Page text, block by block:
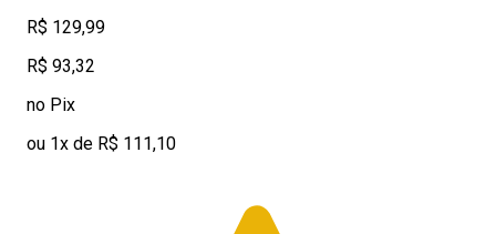
R$ 129,99
R$ 93,32
no Pix
ou 1x de R$ 111,10